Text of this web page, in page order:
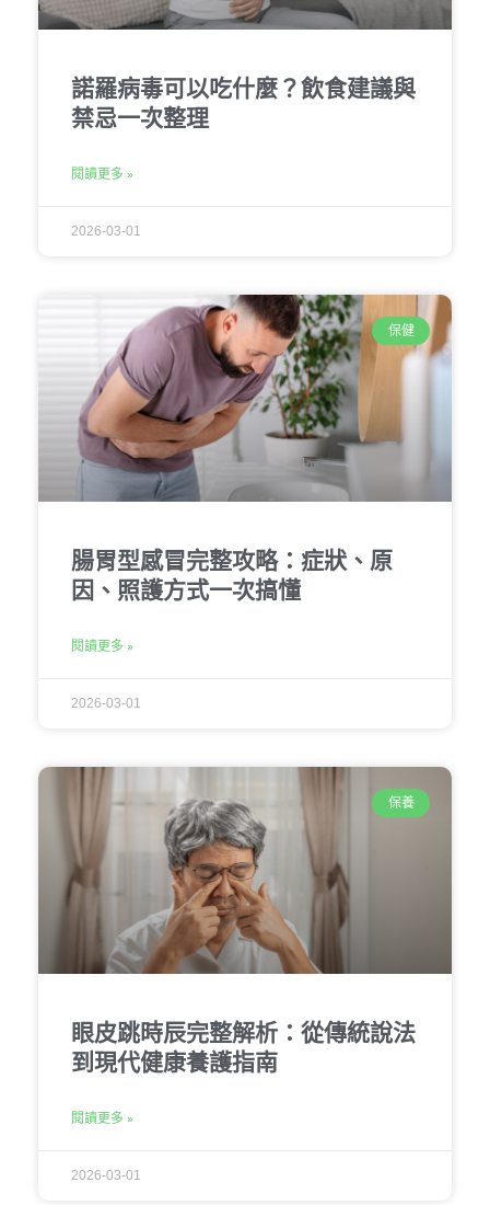
諾羅病毒可以吃什麼？飲食建議與
禁忌一次整理
閱讀更多 »
2026-03-01
保健
腸胃型感冒完整攻略：症狀、原
因、照護方式一次搞懂
閱讀更多 »
2026-03-01
保養
眼皮跳時辰完整解析：從傳統說法
到現代健康養護指南
閱讀更多 »
2026-03-01